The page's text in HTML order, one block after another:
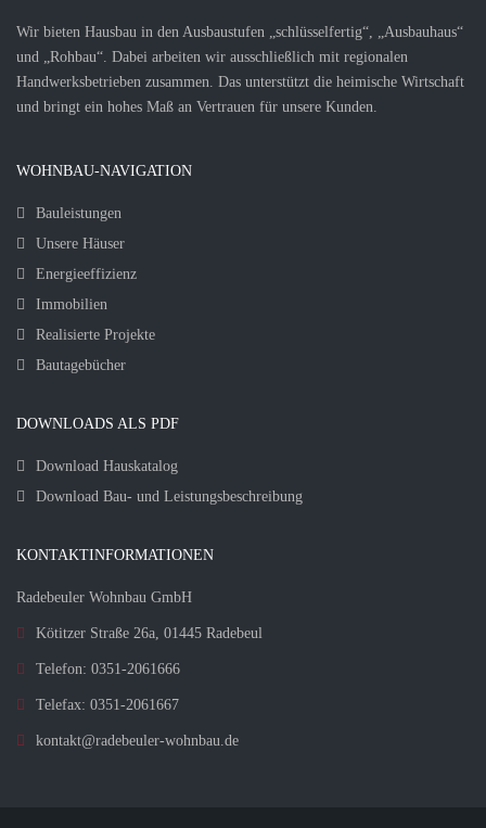
Wir bieten Hausbau in den Ausbaustufen „schlüsselfertig“, „Ausbauhaus“
und „Rohbau“. Dabei arbeiten wir ausschließlich mit regionalen
Handwerksbetrieben zusammen. Das unterstützt die heimische Wirtschaft
und bringt ein hohes Maß an Vertrauen für unsere Kunden.
WOHNBAU-NAVIGATION
Bauleistungen
Unsere Häuser
Energieeffizienz
Immobilien
Realisierte Projekte
Bautagebücher
DOWNLOADS ALS PDF
Download Hauskatalog
Download Bau- und Leistungsbeschreibung
KONTAKTINFORMATIONEN
Radebeuler Wohnbau GmbH
Kötitzer Straße 26a, 01445 Radebeul
Telefon: 0351-2061666
Telefax: 0351-2061667
kontakt@radebeuler-wohnbau.de